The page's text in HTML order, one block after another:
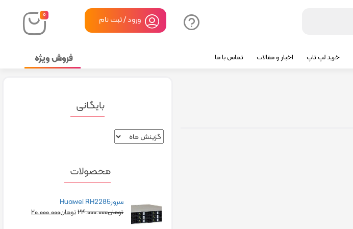
۰ ورود / ثبت نام
خرید لپ تاپ اخبار و مقالات تماس با ما فروش ویژه
بایگانی
محصولات
سرورHuawei RH2285
تومان۲۴.۰۰۰.۰۰۰تومان۲۰.۰۰۰.۰۰۰